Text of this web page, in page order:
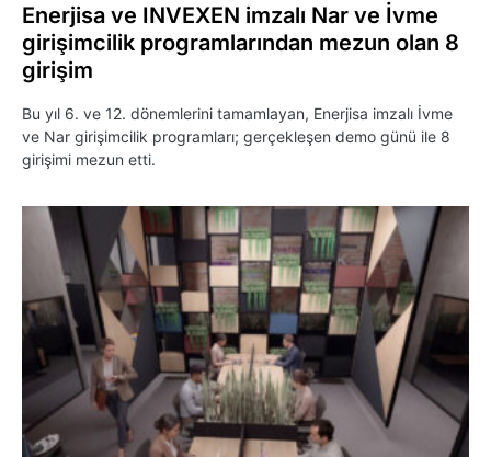
Enerjisa ve INVEXEN imzalı Nar ve İvme
girişimcilik programlarından mezun olan 8
girişim
Bu yıl 6. ve 12. dönemlerini tamamlayan, Enerjisa imzalı İvme
ve Nar girişimcilik programları; gerçekleşen demo günü ile 8
girişimi mezun etti.